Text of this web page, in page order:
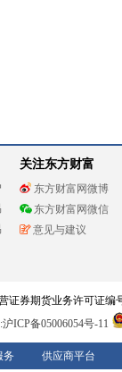
关注东方财富
东方财富网微博
东方财富网微信
意见与建议
券期货业务许可证编
ICP备05006054号-11
务 供应商平台